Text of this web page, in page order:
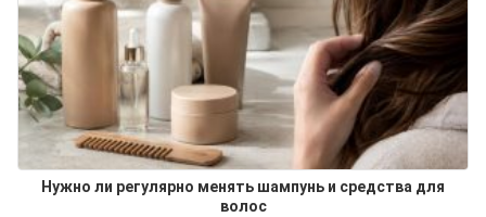
Нужно ли регулярно менять шампунь и средства для
волос